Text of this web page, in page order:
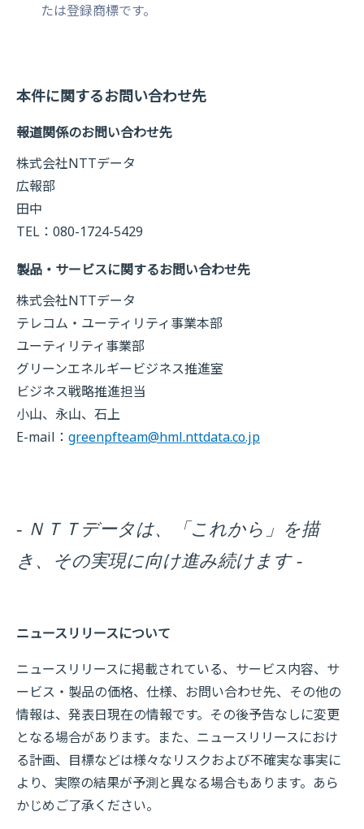
たは登録商標です。
本件に関するお問い合わせ先
報道関係のお問い合わせ先
株式会社NTTデータ
広報部
田中
TEL：080-1724-5429
製品・サービスに関するお問い合わせ先
株式会社NTTデータ
テレコム・ユーティリティ事業本部
ユーティリティ事業部
グリーンエネルギービジネス推進室
ビジネス戦略推進担当
小山、永山、石上
E-mail： greenpfteam@hml.nttdata.co.jp
- ＮＴＴデータは、「これから」を描
き、その実現に向け進み続けます -
ニュースリリースについて
ニュースリリースに掲載されている、サービス内容、サ
ービス・製品の価格、仕様、お問い合わせ先、その他の
情報は、発表日現在の情報です。その後予告なしに変更
となる場合があります。また、ニュースリリースにおけ
る計画、目標などは様々なリスクおよび不確実な事実に
より、実際の結果が予測と異なる場合もあります。あら
かじめご了承ください。